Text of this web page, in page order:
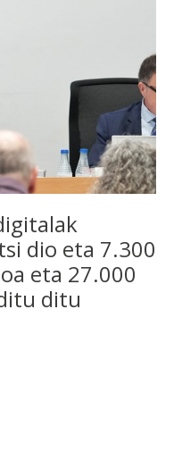
dio eta 7.300
eta 27.000
ditu